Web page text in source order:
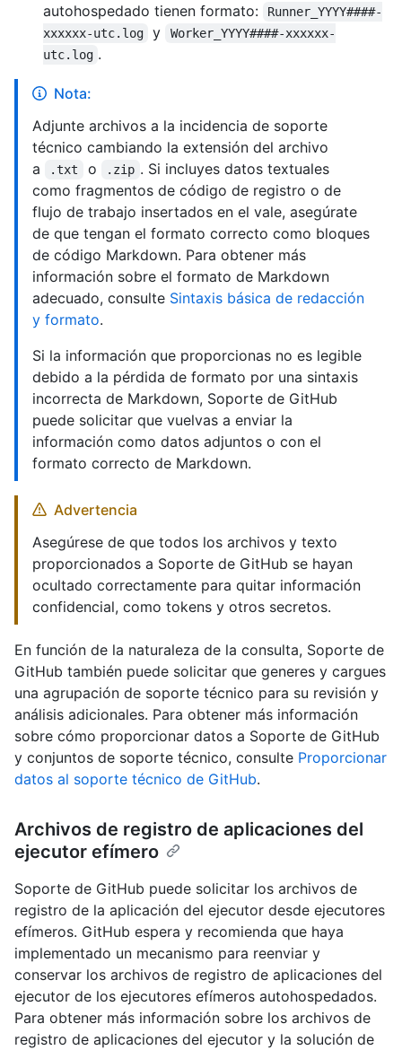
autohospedado tienen formato:
Runner_YYYY####-
xxxxxx-utc.log
y
Worker_YYYY####-xxxxxx-
utc.log .
Nota:
Adjunte archivos a la incidencia de soporte
técnico cambiando la extensión del archivo
a
.txt o .zip . Si incluyes datos textuales
como fragmentos de código de registro o de
flujo de trabajo insertados en el vale, asegúrate
de que tengan el formato correcto como bloques
de código Markdown. Para obtener más
información sobre el formato de Markdown
adecuado, consulte Sintaxis básica de redacción
y formato.
Si la información que proporcionas no es legible
debido a la pérdida de formato por una sintaxis
incorrecta de Markdown, Soporte de GitHub
puede solicitar que vuelvas a enviar la
información como datos adjuntos o con el
formato correcto de Markdown.
Advertencia
Asegúrese de que todos los archivos y texto
proporcionados a Soporte de GitHub se hayan
ocultado correctamente para quitar información
confidencial, como tokens y otros secretos.
En función de la naturaleza de la consulta, Soporte de
GitHub también puede solicitar que generes y cargues
una agrupación de soporte técnico para su revisión y
análisis adicionales. Para obtener más información
sobre cómo proporcionar datos a Soporte de GitHub
y conjuntos de soporte técnico, consulte Proporcionar
datos al soporte técnico de GitHub.
Archivos de registro de aplicaciones del
ejecutor efímero
Soporte de GitHub puede solicitar los archivos de
registro de la aplicación del ejecutor desde ejecutores
efímeros. GitHub espera y recomienda que haya
implementado un mecanismo para reenviar y
conservar los archivos de registro de aplicaciones del
ejecutor de los ejecutores efímeros autohospedados.
Para obtener más información sobre los archivos de
registro de aplicaciones del ejecutor y la solución de